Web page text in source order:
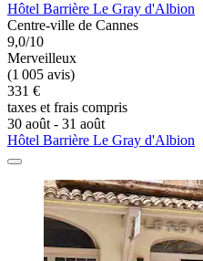
Hôtel Barrière Le Gray d'Albion
Centre-ville de Cannes
9,0/10
Merveilleux
(1 005 avis)
331 €
taxes et frais compris
30 août - 31 août
Hôtel Barrière Le Gray d'Albion